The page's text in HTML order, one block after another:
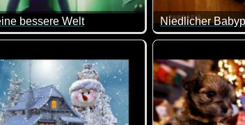
Welt. Dieses Video treibt einem wirklich
bessere Welt
mit toller Botschaft!
Niedlicher
Es macht